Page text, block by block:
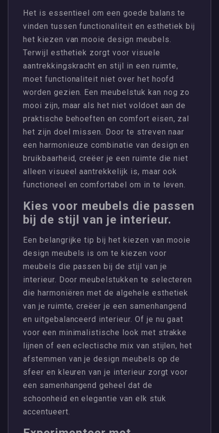
Het is essentieel om een goede balans te
vinden tussen functionaliteit en esthetiek bij
het kiezen van mooie design meubels.
Terwijl esthetiek zorgt voor visuele
aantrekkingskracht en stijl in een ruimte,
moet functionaliteit niet over het hoofd
worden gezien. Een meubelstuk kan nog zo
mooi zijn, maar als het niet voldoet aan de
praktische behoeften en comfort eisen, zal
het zijn doel missen. Door te streven naar
een harmonieuze combinatie van design en
bruikbaarheid, creëer je een ruimte die niet
alleen visueel aantrekkelijk is, maar ook
functioneel en comfortabel om in te leven.
Kies voor meubels die passen
bij de stijl van je interieur.
Een belangrijke tip bij het kiezen van mooie
design meubels is om te kiezen voor
meubels die passen bij de stijl van je
interieur. Door meubelstukken te selecteren
die harmoniëren met de algehele esthetiek
van je ruimte, creëer je een samenhangend
en uitgebalanceerd interieur. Of je nu gaat
voor een minimalistische look met strakke
lijnen of een eclectische mix van stijlen, het
afstemmen van je design meubels op de
sfeer en kleuren van je interieur zorgt voor
een samenhangend geheel dat de
schoonheid en elegantie van elk stuk
accentueert.